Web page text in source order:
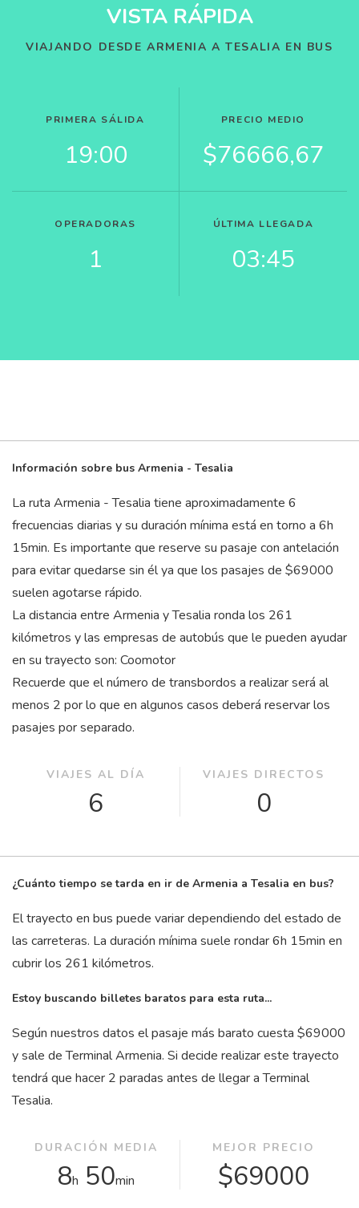
VISTA RÁPIDA
VIAJANDO DESDE ARMENIA A TESALIA EN BUS
PRIMERA SÁLIDA
19:00
PRECIO MEDIO
$76666,67
OPERADORAS
1
ÚLTIMA LLEGADA
03:45
Información sobre bus Armenia - Tesalia
La ruta Armenia - Tesalia tiene aproximadamente 6
frecuencias diarias y su duración mínima está en torno a 6h
15min. Es importante que reserve su pasaje con antelación
para evitar quedarse sin él ya que los pasajes de $69000
suelen agotarse rápido.
La distancia entre Armenia y Tesalia ronda los 261
kilómetros y las empresas de autobús que le pueden ayudar
en su trayecto son: Coomotor
Recuerde que el número de transbordos a realizar será al
menos 2 por lo que en algunos casos deberá reservar los
pasajes por separado.
VIAJES AL DÍA
6
VIAJES DIRECTOS
0
¿Cuánto tiempo se tarda en ir de Armenia a Tesalia en bus?
El trayecto en bus puede variar dependiendo del estado de
las carreteras. La duración mínima suele rondar 6h 15min en
cubrir los 261 kilómetros.
Estoy buscando billetes baratos para esta ruta...
Según nuestros datos el pasaje más barato cuesta $69000
y sale de Terminal Armenia. Si decide realizar este trayecto
tendrá que hacer 2 paradas antes de llegar a Terminal
Tesalia.
DURACIÓN MEDIA
8h 50min
MEJOR PRECIO
$69000